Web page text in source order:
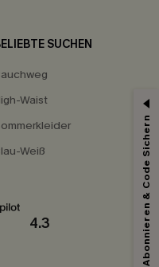
SUCHEN
Waist
Weiß
4.3 Abonnieren & Code Sichern